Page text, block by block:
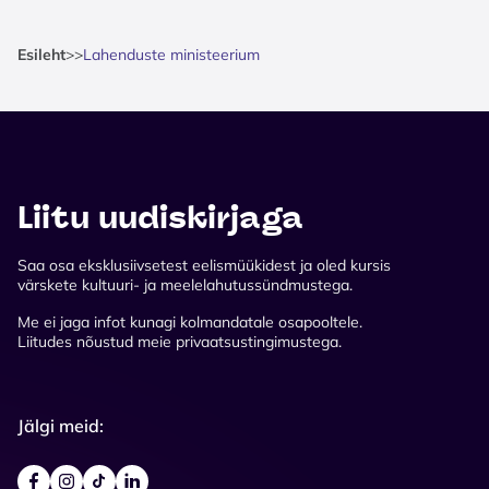
Esileht>>Lahenduste ministeerium
Liitu uudiskirjaga
Saa osa eksklusiivsetest eelismüükidest ja oled kursis
värskete kultuuri- ja meelelahutussündmustega.
Me ei jaga infot kunagi kolmandatale osapooltele.
Liitudes nõustud meie privaatsustingimustega.
Jälgi meid: